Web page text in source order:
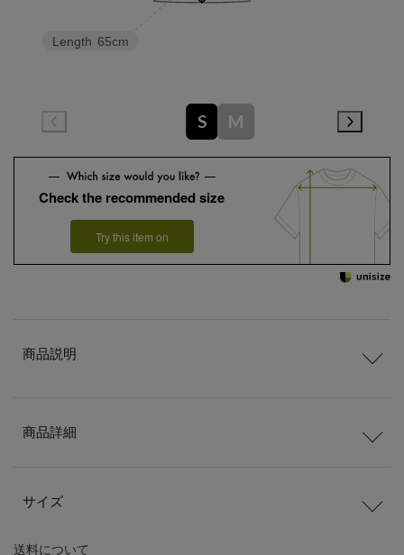
Length 65cm
S M
Check the recommended size
Try this item on
送料について
商品説明
商品詳細
サイズ